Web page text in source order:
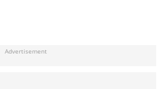
Advertisement